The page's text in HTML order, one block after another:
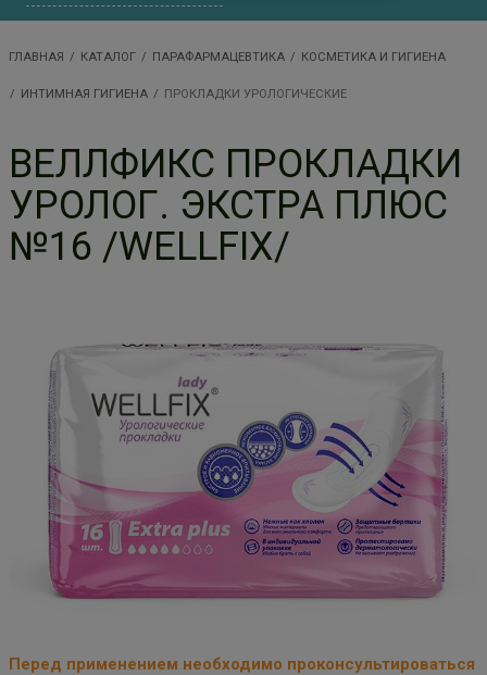
ГЛАВНАЯ КАТАЛОГ ПАРАФАРМАЦЕВТИКА КОСМЕТИКА И ГИГИЕНА
ИНТИМНАЯ ГИГИЕНА ПРОКЛАДКИ УРОЛОГИЧЕСКИЕ
ВЕЛЛФИКС ПРОКЛАДКИ
УРОЛОГ. ЭКСТРА ПЛЮС
№16 /WELLFIX/
Перед применением необходимо проконсультироваться